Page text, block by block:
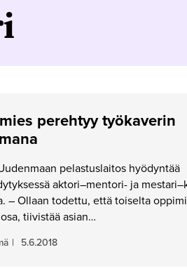
perehtyy työkaverin
pelastuslaitos hyödyntää
aktori–mentori- ja
– Ollaan todettu, että toiselta
tiivistää asian…
| 5.6.2018